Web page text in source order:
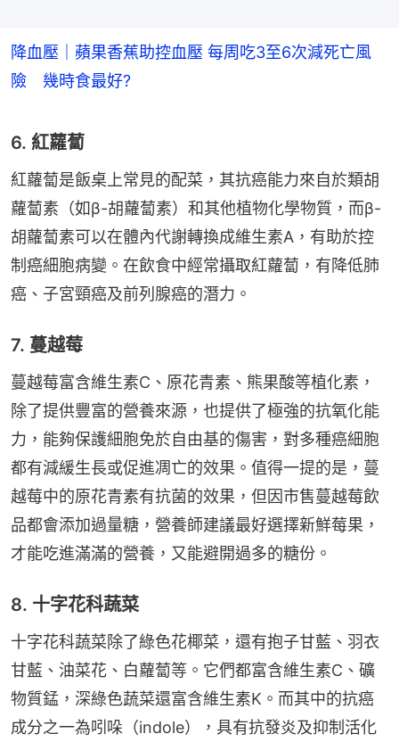
降血壓｜蘋果香蕉助控血壓 每周吃3至6次減死亡風
險 幾時食最好?
6. 紅蘿蔔
紅蘿蔔是飯桌上常見的配菜，其抗癌能力來自於類胡
蘿蔔素（如β-胡蘿蔔素）和其他植物化學物質，而β-
胡蘿蔔素可以在體內代謝轉換成維生素A，有助於控
制癌細胞病變。在飲食中經常攝取紅蘿蔔，有降低肺
癌、子宮頸癌及前列腺癌的潛力。
7. 蔓越莓
蔓越莓富含維生素C、原花青素、熊果酸等植化素，
除了提供豐富的營養來源，也提供了極強的抗氧化能
力，能夠保護細胞免於自由基的傷害，對多種癌細胞
都有減緩生長或促進凋亡的效果。值得一提的是，蔓
越莓中的原花青素有抗菌的效果，但因市售蔓越莓飲
品都會添加過量糖，營養師建議最好選擇新鮮莓果，
才能吃進滿滿的營養，又能避開過多的糖份。
8. 十字花科蔬菜
十字花科蔬菜除了綠色花椰菜，還有抱子甘藍、羽衣
甘藍、油菜花、白蘿蔔等。它們都富含維生素C、礦
物質錳，深綠色蔬菜還富含維生素K。而其中的抗癌
成分之一為吲哚（indole），具有抗發炎及抑制活化